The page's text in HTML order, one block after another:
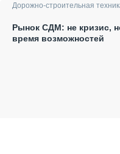
Дорожно-строительная
Рынок СДМ: не кризис,
время возможностей